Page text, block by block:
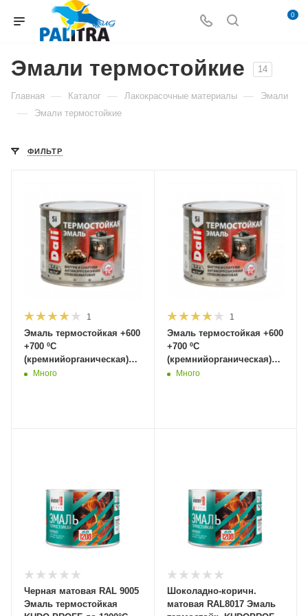
0
Эмали термостойкие 14
Главная — Каталог — Лакокрасочные материалы — Эмали
— Эмали термостойкие
ФИЛЬТР
1
Эмаль термостойкая +600
+700 ºС
(кремнийорганическая)
0,4 л Серебро Dali 80207
Много
1
Эмаль термостойкая +600
+700 ºС
(кремнийорганическая)
0,4 л Черная Dali 80206
Много
Черная матовая RAL 9005
Эмаль термостойкая
Шоколадно-коричн.
матовая RAL8017 Эмаль